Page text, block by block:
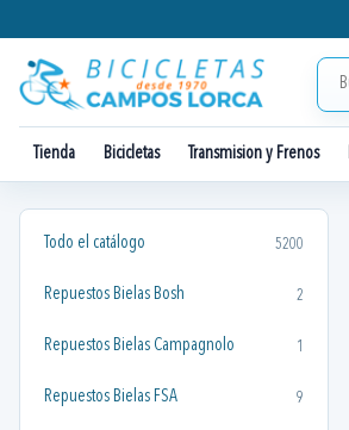
Tienda Bicicletas Transmision y Frenos
Todo el catálogo 5200
Repuestos Bielas Bosh 2
Repuestos Bielas Campagnolo 1
Repuestos Bielas FSA 9